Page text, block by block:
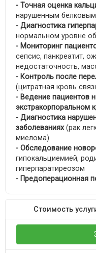
- Точная оценка
нарушенным
- Диагностика
нормальном уровне
- Мониторинг
сепсис, панкреатит,
недостаточность,
- Контроль после
(цитратная кровь
- Ведение пациентов
экстракорпоральном
- Диагностика
заболеваниях(рак
миелома)
- Обследование
гипокальциемией,
гиперпаратиреозом
- Предоперационная
Стоимость